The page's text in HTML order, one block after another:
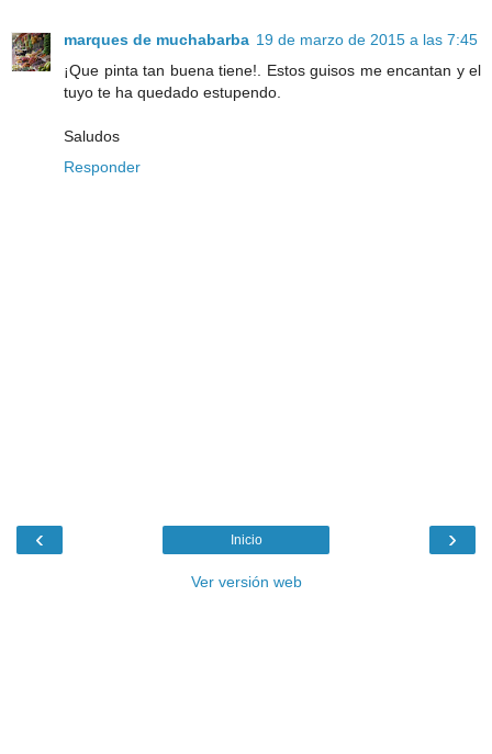
marques de muchabarba 19 de marzo de 2015 a las 7:45
¡Que pinta tan buena tiene!. Estos guisos me encantan y el
tuyo te ha quedado estupendo.
Saludos
Responder
‹ ›
Inicio
Ver versión web